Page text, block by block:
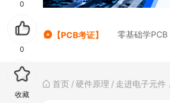
0
0
收藏
【PCB考证】 零基础学PCB
首页 /硬件原理 / 走进电子元件